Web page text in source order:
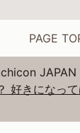
PAGE
JAPAN
好きになっ